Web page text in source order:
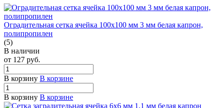
Оградительная сетка ячейка 100х100 мм 3 мм белая капрон,
полипропилен
(5)
В наличии
от 127 руб.
В корзину В корзине
В корзину В корзине